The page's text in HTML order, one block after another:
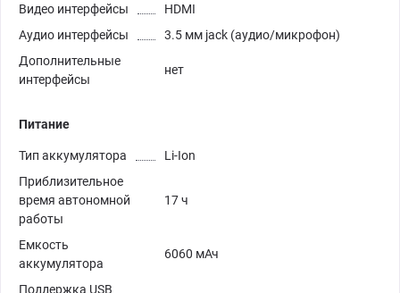
Видео интерфейсы
HDMI
Аудио интерфейсы
3.5 мм jack (аудио/микрофон)
Дополнительные
интерфейсы
нет
Питание
Тип аккумулятора
Li-Ion
Приблизительное
время автономной
работы
17 ч
Емкость
аккумулятора
6060 мАч
Поддержка USB